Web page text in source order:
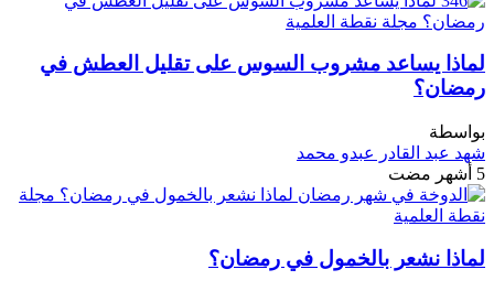
لماذا يساعد مشروب السوس على تقليل العطش في
رمضان؟
بواسطة
شهد عبد القادر عبدو محمد
5 أشهر مضت
لماذا نشعر بالخمول في رمضان؟